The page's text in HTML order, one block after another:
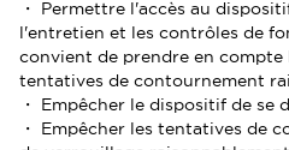
・ Permettre l'accès au
l'entretien et les contrôles de
convient de prendre en compte
tentatives de contournement
・ Empêcher le dispositif de se
・ Empêcher les tentatives de